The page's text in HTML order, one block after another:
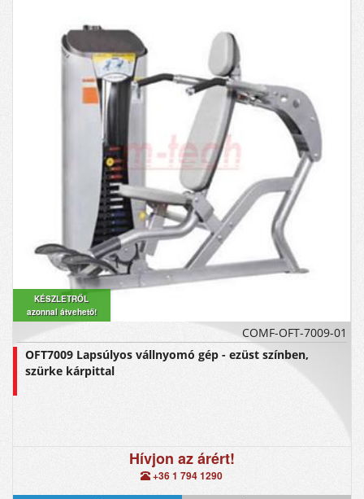
KÉSZLETRŐL
azonnal átvehető!
COMF-OFT-7009-01
OFT7009 Lapsúlyos vállnyomó gép - ezüst színben,
szürke kárpittal
Hívjon az árért!
+36 1 794 1290